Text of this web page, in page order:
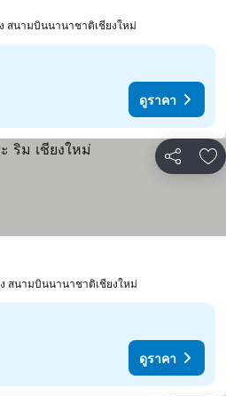
สนามบินนานาชาติเชียงใหม่
ดูราคา
แชร์ เ
สนามบินนานาชาติเชียงใหม่
ดูราคา